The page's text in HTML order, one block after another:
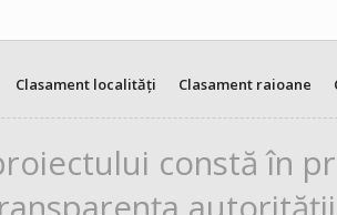
Clasament localități Clasament raioane
constă în